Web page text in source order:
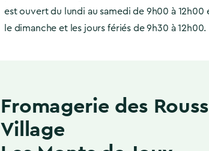
est ouvert du lundi au samedi de 9h00 à 12h00
le dimanche et les jours fériés de 9h30 à 12h00.
Fromagerie des
Village